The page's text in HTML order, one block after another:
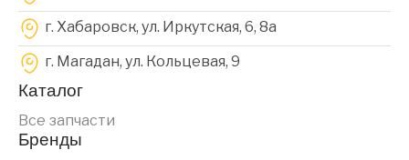
г. Хабаровск, ул. Иркутская, 6, 8a
г. Магадан, ул. Кольцевая, 9
Каталог
Все запчасти
Бренды